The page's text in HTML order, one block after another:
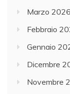
Marzo 2026
Febbraio
Gennaio
Dicembre
Novembre